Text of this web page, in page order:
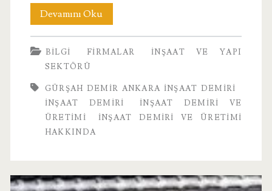
Devamını Okuİnşaat
Demiri
Nedir?
BILGI FIRMALAR
İNŞAAT VE YAPI
SEKTÖRÜ
GÜRŞAH DEMIR ANKARA İNŞAAT DEMIRI
INŞAAT DEMIRI
İNŞAAT DEMIRI VE
ÜRETIMI
İNŞAAT DEMIRI VE ÜRETIMI
HAKKINDA